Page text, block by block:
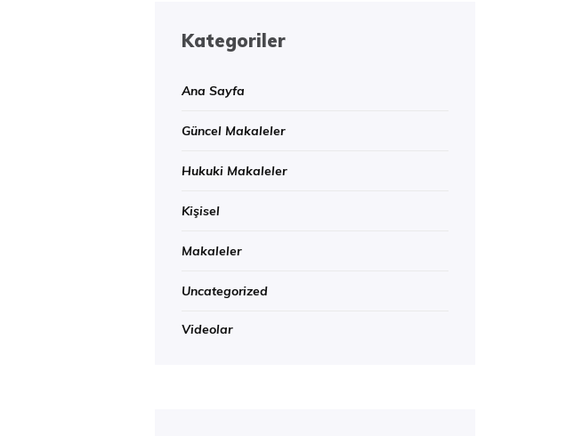
Kategoriler
Ana Sayfa
Güncel Makaleler
Hukuki Makaleler
Kişisel
Makaleler
Uncategorized
Videolar